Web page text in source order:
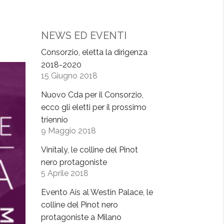
NEWS ED EVENTI
Consorzio, eletta la dirigenza
2018-2020
15 Giugno 2018
Nuovo Cda per il Consorzio,
ecco gli eletti per il prossimo
triennio
9 Maggio 2018
Vinitaly, le colline del Pinot
nero protagoniste
5 Aprile 2018
Evento Ais al Westin Palace, le
colline del Pinot nero
protagoniste a Milano